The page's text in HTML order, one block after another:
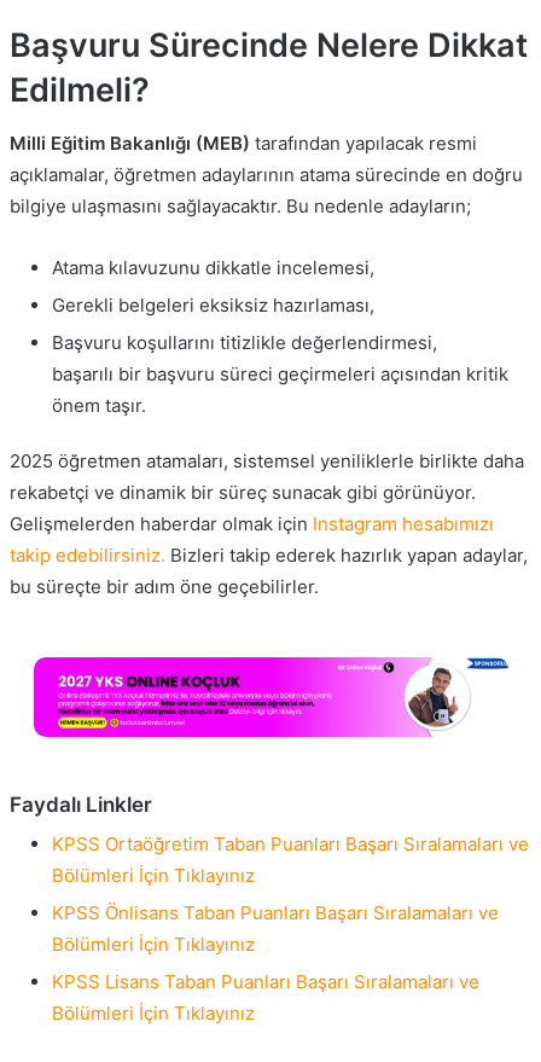
Başvuru Sürecinde Nelere Dikkat
Edilmeli?
Milli Eğitim Bakanlığı (MEB) tarafından yapılacak resmi
açıklamalar, öğretmen adaylarının atama sürecinde en doğru
bilgiye ulaşmasını sağlayacaktır. Bu nedenle adayların;
Atama kılavuzunu dikkatle incelemesi,
Gerekli belgeleri eksiksiz hazırlaması,
Başvuru koşullarını titizlikle değerlendirmesi,
başarılı bir başvuru süreci geçirmeleri açısından kritik
önem taşır.
2025 öğretmen atamaları, sistemsel yeniliklerle birlikte daha
rekabetçi ve dinamik bir süreç sunacak gibi görünüyor.
Gelişmelerden haberdar olmak için Instagram hesabımızı
takip edebilirsiniz. Bizleri takip ederek hazırlık yapan adaylar,
bu süreçte bir adım öne geçebilirler.
Faydalı Linkler
KPSS Ortaöğretim Taban Puanları Başarı Sıralamaları ve
Bölümleri İçin Tıklayınız
KPSS Önlisans Taban Puanları Başarı Sıralamaları ve
Bölümleri İçin Tıklayınız
KPSS Lisans Taban Puanları Başarı Sıralamaları ve
Bölümleri İçin Tıklayınız